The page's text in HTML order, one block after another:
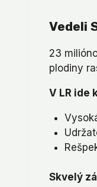
Vedeli
23
plodiny
V LR ide
Skvelý